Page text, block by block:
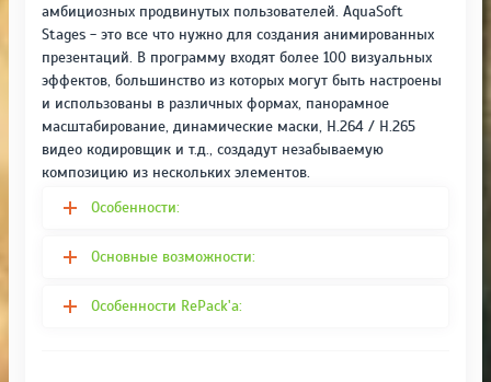
амбициозных продвинутых пользователей. AquaSoft
Stages - это все что нужно для создания анимированных
презентаций. В программу входят более 100 визуальных
эффектов, большинство из которых могут быть настроены
и использованы в различных формах, панорамное
масштабирование, динамические маски, H.264 / H.265
видео кодировщик и т.д., создадут незабываемую
композицию из нескольких элементов.
Особенности:
Основные возможности:
Особенности RePack'a: